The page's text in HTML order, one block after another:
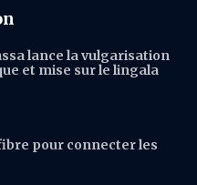
lance la vulgarisation
et mise sur le lingala
fibre pour connecter les